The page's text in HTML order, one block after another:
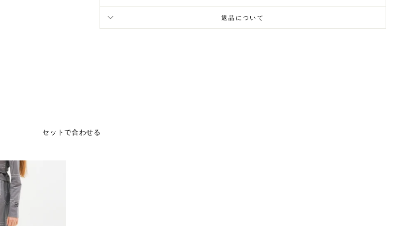
返品について
セットで合わせる